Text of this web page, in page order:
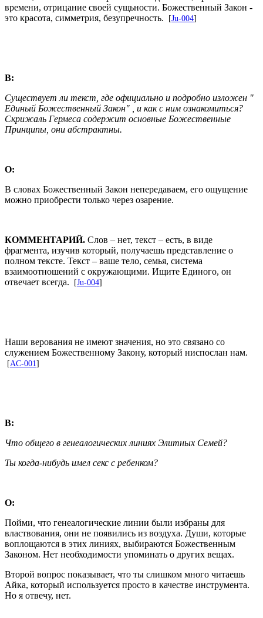
времени, отрицание своей сущьности. Божественный Закон -
это красота, симметрия, безупречность.
[Ju-004]
В:
Существует ли текст, где официально и подробно изложен "
Единый Божественный Закон" , и как с ним ознакомиться?
Скрижаль Гермеса содержит основные Божественные
Принципы, они абстрактны.
О:
В словах Божественный Закон непередаваем, его ощущение
можно приобрести только через озарение.
КОММЕНТАРИЙ. Слов – нет, текст – есть, в виде
фрагмента, изучив который, получаешь представление о
полном тексте. Текст – ваше тело, семья, система
взаимоотношений с окружающими. Ищите Единого, он
отвечает всегда.
[Ju-004]
Наши верования не имеют значения, но это связано со
служением Божественному Закону, который ниспослан нам.
[AC-001 ]
В:
Что общего в генеалогических линиях Элитных Семей?
Ты когда-нибудь имел секс с ребенком?
О:
Пойми, что генеалогические линии были избраны для
властвования, они не появились из воздуха. Души, которые
воплощаются в этих линиях, выбираются Божественным
Законом. Нет необходимости упоминать о других вещах.
Второй вопрос показывает, что ты слишком много читаешь
Айка, который используется просто в качестве инструмента.
Но я отвечу, нет.